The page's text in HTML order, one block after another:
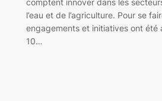
l’eau et de l’agriculture. Pour se
engagements et initiatives ont été
10…